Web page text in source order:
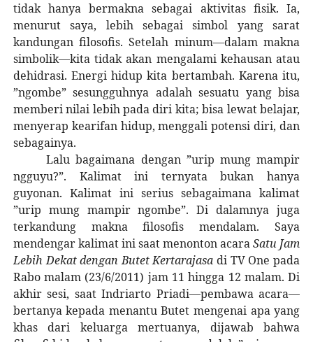
tidak hanya bermakna sebagai aktivitas fisik. Ia,
menurut saya, lebih sebagai simbol yang sarat
kandungan filosofis. Setelah minum—dalam makna
simbolik—kita tidak akan mengalami kehausan atau
dehidrasi. Energi hidup kita bertambah. Karena itu,
”ngombe” sesungguhnya adalah sesuatu yang bisa
memberi nilai lebih pada diri kita; bisa lewat belajar,
menyerap kearifan hidup, menggali potensi diri, dan
sebagainya.
Lalu bagaimana dengan ”urip mung mampir
ngguyu?”. Kalimat ini ternyata bukan hanya
guyonan. Kalimat ini serius sebagaimana kalimat
”urip mung mampir ngombe”. Di dalamnya juga
terkandung makna filosofis mendalam. Saya
mendengar kalimat ini saat menonton acaraSatu Jam
Lebih Dekat dengan Butet Kertarajasadi TV One pada
Rabo malam (23/6/2011) jam 11 hingga 12 malam. Di
akhir sesi, saat Indriarto Priadi—pembawa acara—
bertanya kepada menantu Butet mengenai apa yang
khas dari keluarga mertuanya, dijawab bahwa